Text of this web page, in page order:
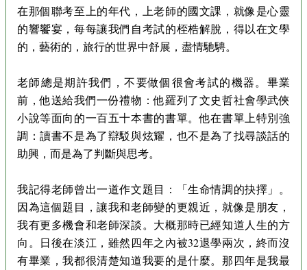
在那個聯考至上的年代，上老師的國文課，就像是心靈
的響饗宴，每每讓我們自考試的桎梏解脫，得以在文學
的，藝術的，旅行的世界中舒展，盡情馳騁。
老師總是期許我們，不要做個很會考試的機器。畢業
前，他送給我們一份禮物：他羅列了文史哲社會學武俠
小說等面向的一百五十本書的書單。他在書單上特別強
調：讀書不是為了辯駁與炫耀，也不是為了找尋談話的
助興，而是為了判斷與思考。
我記得老師曾出一道作文題目：「生命情調的抉擇」。
因為這個題目，讓我和老師變的更親近，就像是朋友，
我有更多機會和老師深談。大概那時已經知道人生的方
向。日後在淡江，雖然四年之內被32退學兩次，終而沒
有畢業，我都很清楚知道我要的是什麼。那四年是我最